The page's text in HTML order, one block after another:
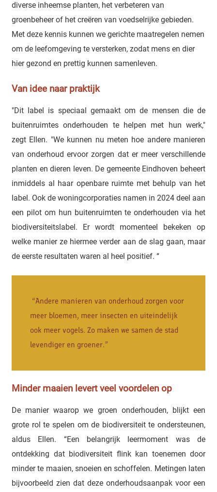
diverse inheemse planten, het verbeteren van
groenbeheer of het creëren van voedselrijke gebieden.
Met deze kennis kunnen we gerichte maatregelen nemen
om de leefomgeving te versterken, zodat mens en dier
hier gezond en prettig kunnen samenleven.
Van idee naar praktijk
"Dit label is speciaal gemaakt om de mensen die de
buitenruimtes onderhouden te helpen met hun werk,"
zegt Ellen. "We kunnen nu meten hoe andere manieren
van onderhoud ervoor zorgen dat er meer verschillende
planten en dieren leven. De gemeente Eindhoven beheert
inmiddels al haar openbare ruimte met behulp van het
label. Ook de woningcorporaties namen in 2024 deel aan
een pilot om hun buitenruimten te onderhouden via het
biodiversiteitslabel. Er wordt momenteel bekeken op
welke manier ze hiermee verder aan de slag gaan, maar
de eerste resultaten waren al heel positief. “
“Andere manieren van onderhoud zorgen voor
meer bloemen, meer insecten en uiteindelijk
ook meer vogels. Zo maken we samen de stad
levendiger en groener.”
Minder maaien levert veel voordelen op
De manier waarop we groen onderhouden, blijkt een
grote rol te spelen om de biodiversiteit te ondersteunen,
aldus Ellen. “Een belangrijk leermoment was de
ontdekking dat biodiversiteit flink kan toenemen door
minder te maaien, snoeien en schoffelen. Metingen laten
bijvoorbeeld zien dat deze onderhoudsaanpak voor een